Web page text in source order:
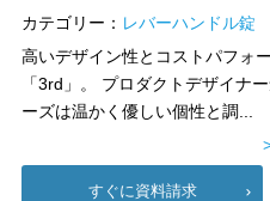
カテゴリー： レバーハンドル錠
高いデザイン性とコストパフォ
「3rd」。 プロダクトデザイナ
ーズは温かく優しい個性と調...
すぐに資料請求